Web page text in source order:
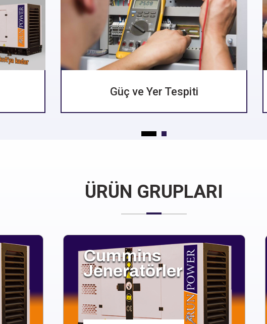
Güç ve Yer Tespiti
ÜRÜN GRUPLARI
Cummins
Jeneratörler